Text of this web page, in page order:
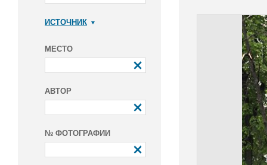
ИСТОЧНИК
МЕСТО
АВТОР
№ ФОТОГРАФИИ